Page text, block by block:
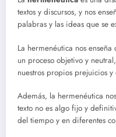
textos y discursos, y nos
palabras y las ideas que se
La hermenéutica nos
un proceso objetivo y
nuestros propios prejuicios
Además, la hermenéutica
texto no es algo fijo y
del tiempo y en diferentes